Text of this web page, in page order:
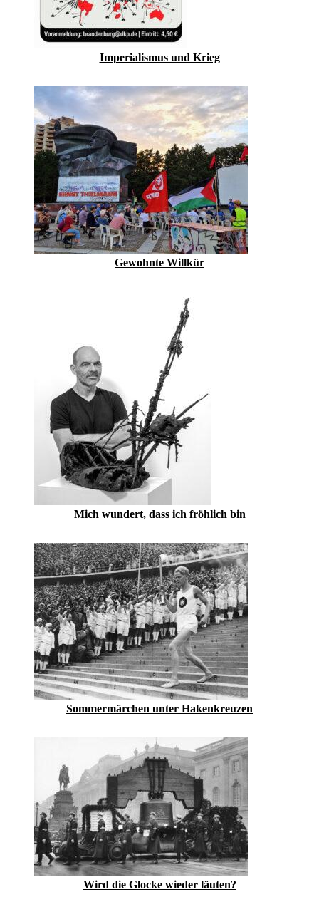
Imperialismus und Krieg
Gewohnte Willkür
Mich wundert, dass ich fröhlich bin
Sommermärchen unter Hakenkreuzen
Wird die Glocke wieder läuten?